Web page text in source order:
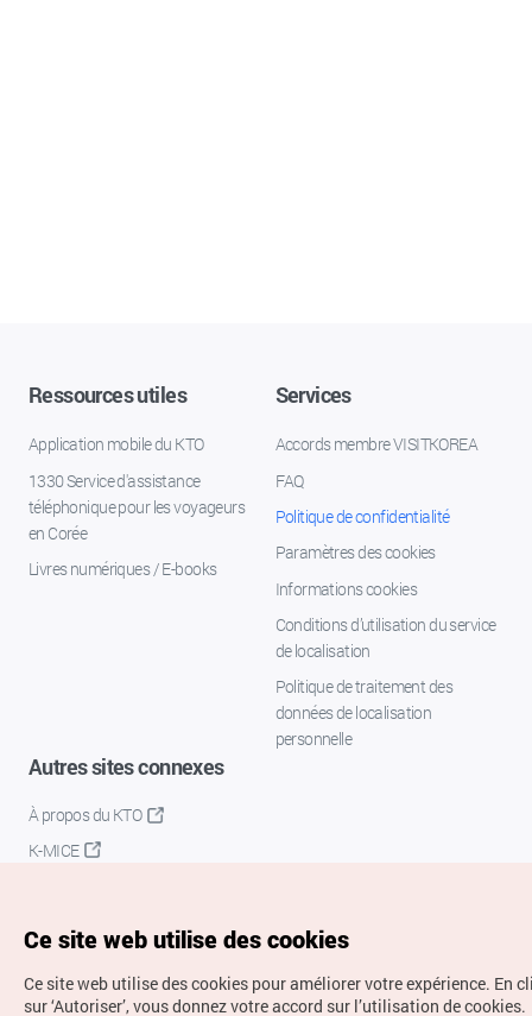
Ressources utiles
Application mobile du KTO
1330 Service d'assistance
téléphonique pour les voyageurs
en Corée
Livres numériques / E-books
Services
Accords membre VISITKOREA
FAQ
Politique de confidentialité
Paramètres des cookies
Informations cookies
Conditions d’utilisation du service
de localisation
Politique de traitement des
données de localisation
personnelle
Autres sites connexes
À propos du KTO
K-MICE
Ce site web utilise des cookies
Ce site web utilise des cookies pour améliorer votre expérience. En
sur ‘Autoriser’, vous donnez votre accord sur l’utilisation de cookies.